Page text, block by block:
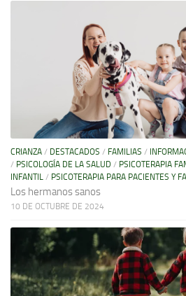
CRIANZA / DESTACADOS / FAMILIAS /
/ PSICOLOGÍA DE LA SALUD / PSICOTERAPIA
INFANTIL / PSICOTERAPIA PARA PACIENTES Y
Los hermanos sanos
10 DE OCTUBRE DE 2024